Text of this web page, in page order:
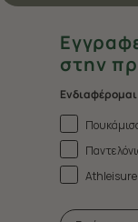
στην
Ενδιαφέρομαι
Athleisure